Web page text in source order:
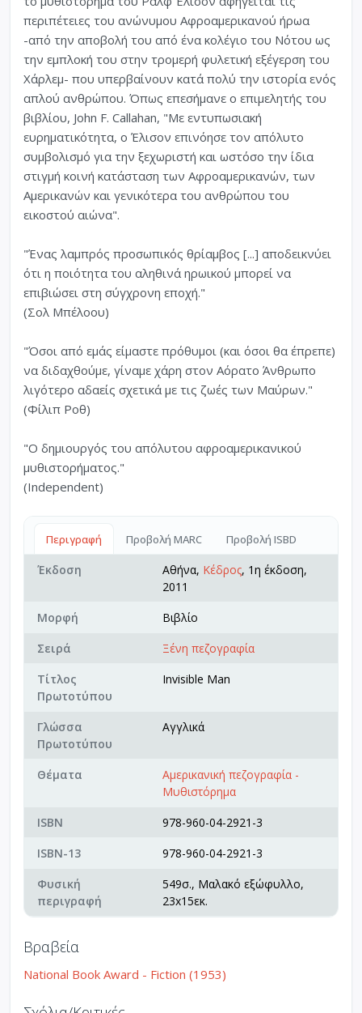
περιπέτειες του ανώνυμου Αφροαμερικανού ήρωα
-από την αποβολή του από ένα κολέγιο του Νότου ως
την εμπλοκή του στην τρομερή φυλετική εξέγερση του
Χάρλεμ- που υπερβαίνουν κατά πολύ την ιστορία ενός
απλού ανθρώπου. Όπως επεσήμανε ο επιμελητής του
βιβλίου, John F. Callahan, "Με εντυπωσιακή
ευρηματικότητα, ο Έλισον επινόησε τον απόλυτο
συμβολισμό για την ξεχωριστή και ωστόσο την ίδια
στιγμή κοινή κατάσταση των Αφροαμερικανών, των
Αμερικανών και γενικότερα του ανθρώπου του
εικοστού αιώνα".
"Ένας λαμπρός προσωπικός θρίαμβος [...] αποδεικνύει
ότι η ποιότητα του αληθινά ηρωικού μπορεί να
επιβιώσει στη σύγχρονη εποχή."
(Σολ Μπέλοου)
"Όσοι από εμάς είμαστε πρόθυμοι (και όσοι θα έπρεπε)
να διδαχθούμε, γίναμε χάρη στον Αόρατο Άνθρωπο
λιγότερο αδαείς σχετικά με τις ζωές των Μαύρων."
(Φίλιπ Ροθ)
"Ο δημιουργός του απόλυτου αφροαμερικανικού
μυθιστορήματος."
(Independent)
Περιγραφή Προβολή MARC Προβολή ISBD
Έκδοση Αθήνα, Κέδρος, 1η έκδοση,
2011
Μορφή
Βιβλίο
Σειρά
Ξένη πεζογραφία
Τίτλος
Πρωτοτύπου
Invisible Man
Γλώσσα
Πρωτοτύπου
Αγγλικά
Θέματα
Αμερικανική πεζογραφία -
Μυθιστόρημα
ISBN
978-960-04-2921-3
ISBN-13
978-960-04-2921-3
Φυσική
περιγραφή
549σ., Μαλακό εξώφυλλο,
23x15εκ.
Βραβεία
National Book Award - Fiction (1953)